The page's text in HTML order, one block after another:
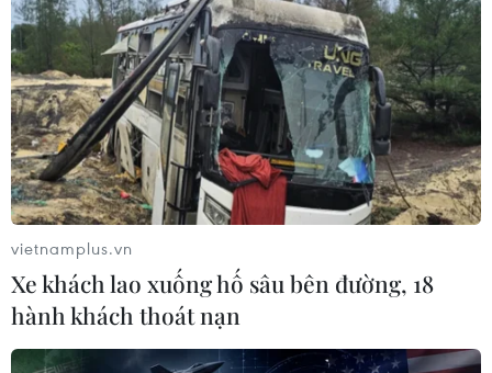
vietnamplus.vn
Xe khách lao xuống hố sâu bên đường, 18
hành khách thoát nạn